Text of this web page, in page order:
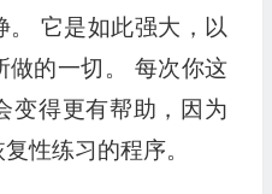
。 它是如此强大，以
做的一切。 每次你这
变得更有帮助，因为
性练习的程序。